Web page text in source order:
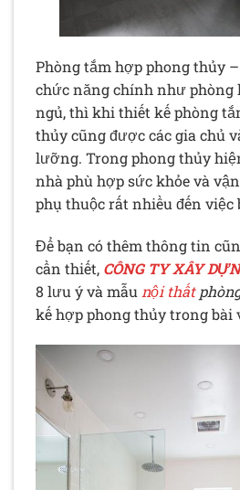
Phòng tắm hợp phong thủy
chức năng chính như phòng
ngủ, thì khi thiết kế phòng
thủy cũng được các gia chủ
lưỡng. Trong phong thủy
nhà phù hợp sức khỏe và
phụ thuộc rất nhiều đến việc
Để bạn có thêm thông tin
cần thiết, CÔNG TY XÂY
8 lưu ý và mẫunội thất
kế hợp phong thủy trong bài